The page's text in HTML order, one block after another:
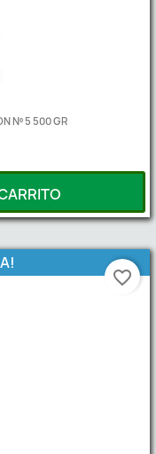
Nº 5 500 GR
favorite_border